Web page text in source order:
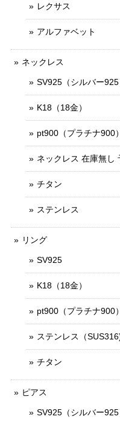
レクサス
アルファベット
ネックレス
SV925（シルバー925
K18（18金）
pt900（プラチナ900）
ネックレス 在庫無し
チタン
ステンレス
リング
SV925
K18（18金）
pt900（プラチナ900）
ステンレス（
チタン
ピアス
SV925（シルバー925